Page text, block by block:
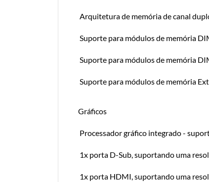
Arquitetura de memória de canal
Suporte para módulos de memória
Suporte para módulos de memória
Suporte para módulos de memória
Gráficos
Processador gráfico integrado -
1x porta D-Sub, suportando uma
1x porta HDMI, suportando uma